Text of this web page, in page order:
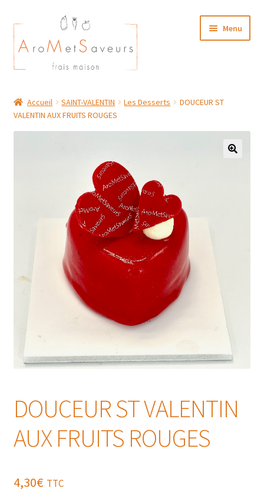
Aller
à
la
navigation
Aller
au
contenu
Menu
Plat du Jour/ Menu Week end
Accueil SAINT-VALENTIN Les Desserts
DOUCEUR ST
VALENTIN AUX FRUITS ROUGES
DOUCEUR ST VALENTIN
AUX FRUITS ROUGES
4,30€ TTC